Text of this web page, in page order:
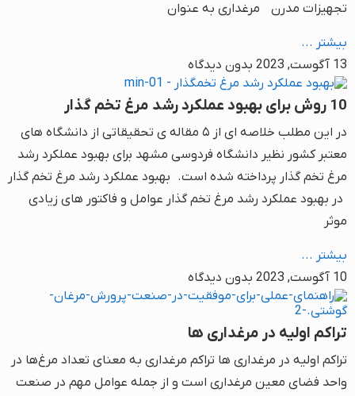
تجهیزات مدرن مرغداری به عنوان
بیشتر ...
13 آگوست, 2023
بدون دیدگاه
10 روش برای بهبود عملکرد رشد مرغ تخم گذار
در این مطلب خلاصه ای از ۵ مقاله ی تحقیقاتی از دانشگاه های
معتبر کشور نظیر دانشگاه فردوسی مشهد برای بهبود عملکرد رشد
مرغ تخم گذار پرداخته شده است. بهبود عملکرد رشد مرغ تخم گذار
در بهبود عملکرد رشد مرغ تخم گذار عوامل و فاکتور های زیادی
موثر
بیشتر ...
10 آگوست, 2023
بدون دیدگاه
تراکم اولیه در مرغداری ها
تراکم اولیه در مرغداری ها تراکم مرغداری به معنای تعداد مرغ‌ها در
واحد فضای معین مرغداری است و از جمله عوامل مهم در صنعت